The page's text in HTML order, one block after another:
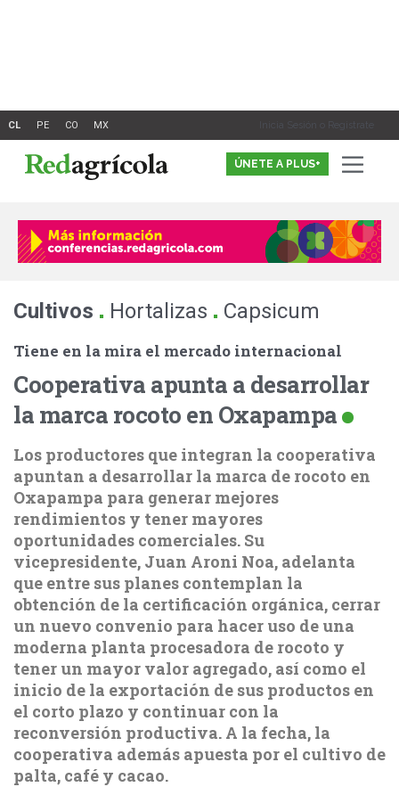
Inicia Sesión o Registrate
ÚNETE A PLUS+
Cultivos . Hortalizas . Capsicum
Tiene en la mira el mercado internacional
Cooperativa apunta a desarrollar
la marca rocoto en Oxapampa
Los productores que integran la cooperativa
apuntan a desarrollar la marca de rocoto en
Oxapampa para generar mejores
rendimientos y tener mayores
oportunidades comerciales. Su
vicepresidente, Juan Aroni Noa, adelanta
que entre sus planes contemplan la
obtención de la certificación orgánica, cerrar
un nuevo convenio para hacer uso de una
moderna planta procesadora de rocoto y
tener un mayor valor agregado, así como el
inicio de la exportación de sus productos en
el corto plazo y continuar con la
reconversión productiva. A la fecha, la
cooperativa además apuesta por el cultivo de
palta, café y cacao.